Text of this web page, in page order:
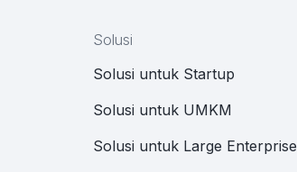
Solusi
Solusi untuk Startup
Solusi untuk UMKM
Solusi untuk Large Enterprise